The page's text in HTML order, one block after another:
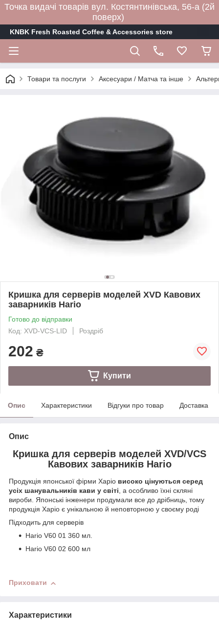
Точка видачі товарів вул. Костянтинівська, 56-а (2й
поверх)
KNBK Fresh Roasted Coffee & Accessories store
Товари та послуги Аксесуари / Матча та інше
Кришка для серверів моделей XVD Кавових
заварників Hario
Готово до відправки
Код: XVD-VCS-LID
Роздріб
202 ₴
Купити
Опис Характеристики Відгуки про товар Доставка
Опис
Кришка для серверів моделей XVD/VCS
Кавових заварників Hario
Продукція японської фірми Харіо високо цінуються серед
усіх шанувальників кави у світі, а особливо їхні скляні
вироби. Японські інженери продумали все до дрібниць, тому
продукція Харіо є унікальною й неповторною у своєму роді
Підходить для серверів
Hario V60 01 360 мл.
Hario V60 02 600 мл
Приховати
Характеристики